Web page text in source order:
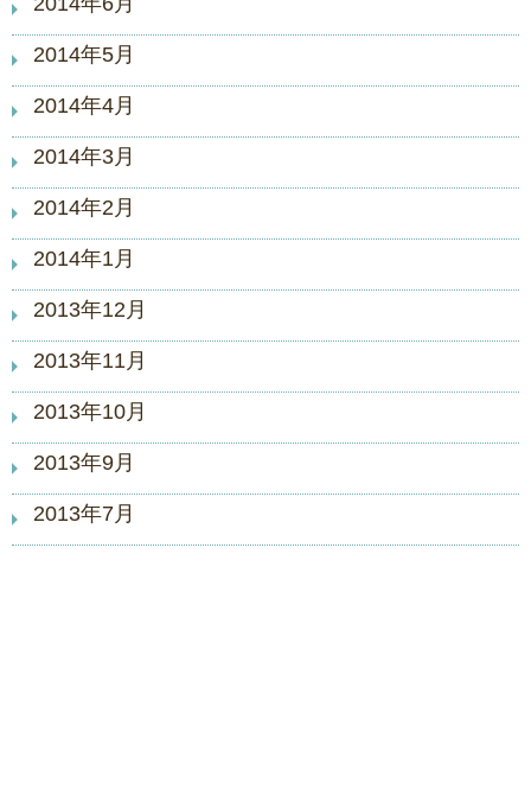
2014年5月
2014年4月
2014年3月
2014年2月
2014年1月
2013年12月
2013年11月
2013年10月
2013年9月
2013年7月